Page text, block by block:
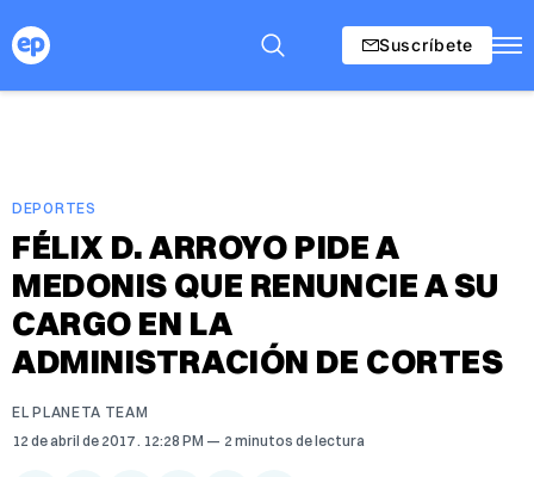
Suscríbete
DEPORTES
FÉLIX D. ARROYO PIDE A
MEDONIS QUE RENUNCIE A SU
CARGO EN LA
ADMINISTRACIÓN DE CORTES
EL PLANETA TEAM
12 de abril de 2017 . 12:28 PM 2 minutos de lectura